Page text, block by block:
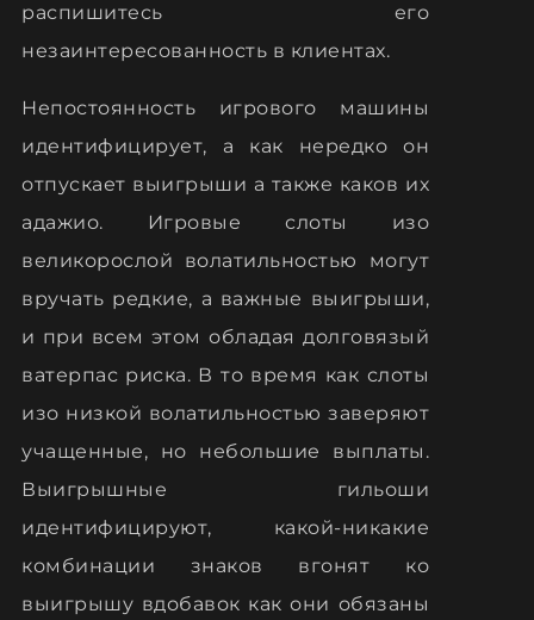
распишитесь его
незаинтересованность в клиентах.
Непостоянность игрового машины
идентифицирует, а как нередко он
отпускает выигрыши а также каков их
адажио. Игровые слоты изо
великорослой волатильностью могут
вручать редкие, а важные выигрыши,
и при всем этом обладая долговязый
ватерпас риска. В то время как слоты
изо низкой волатильностью заверяют
учащенные, но небольшие выплаты.
Выигрышные гильоши
идентифицируют, какой-никакие
комбинации знаков вгонят ко
выигрышу вдобавок как они обязаны